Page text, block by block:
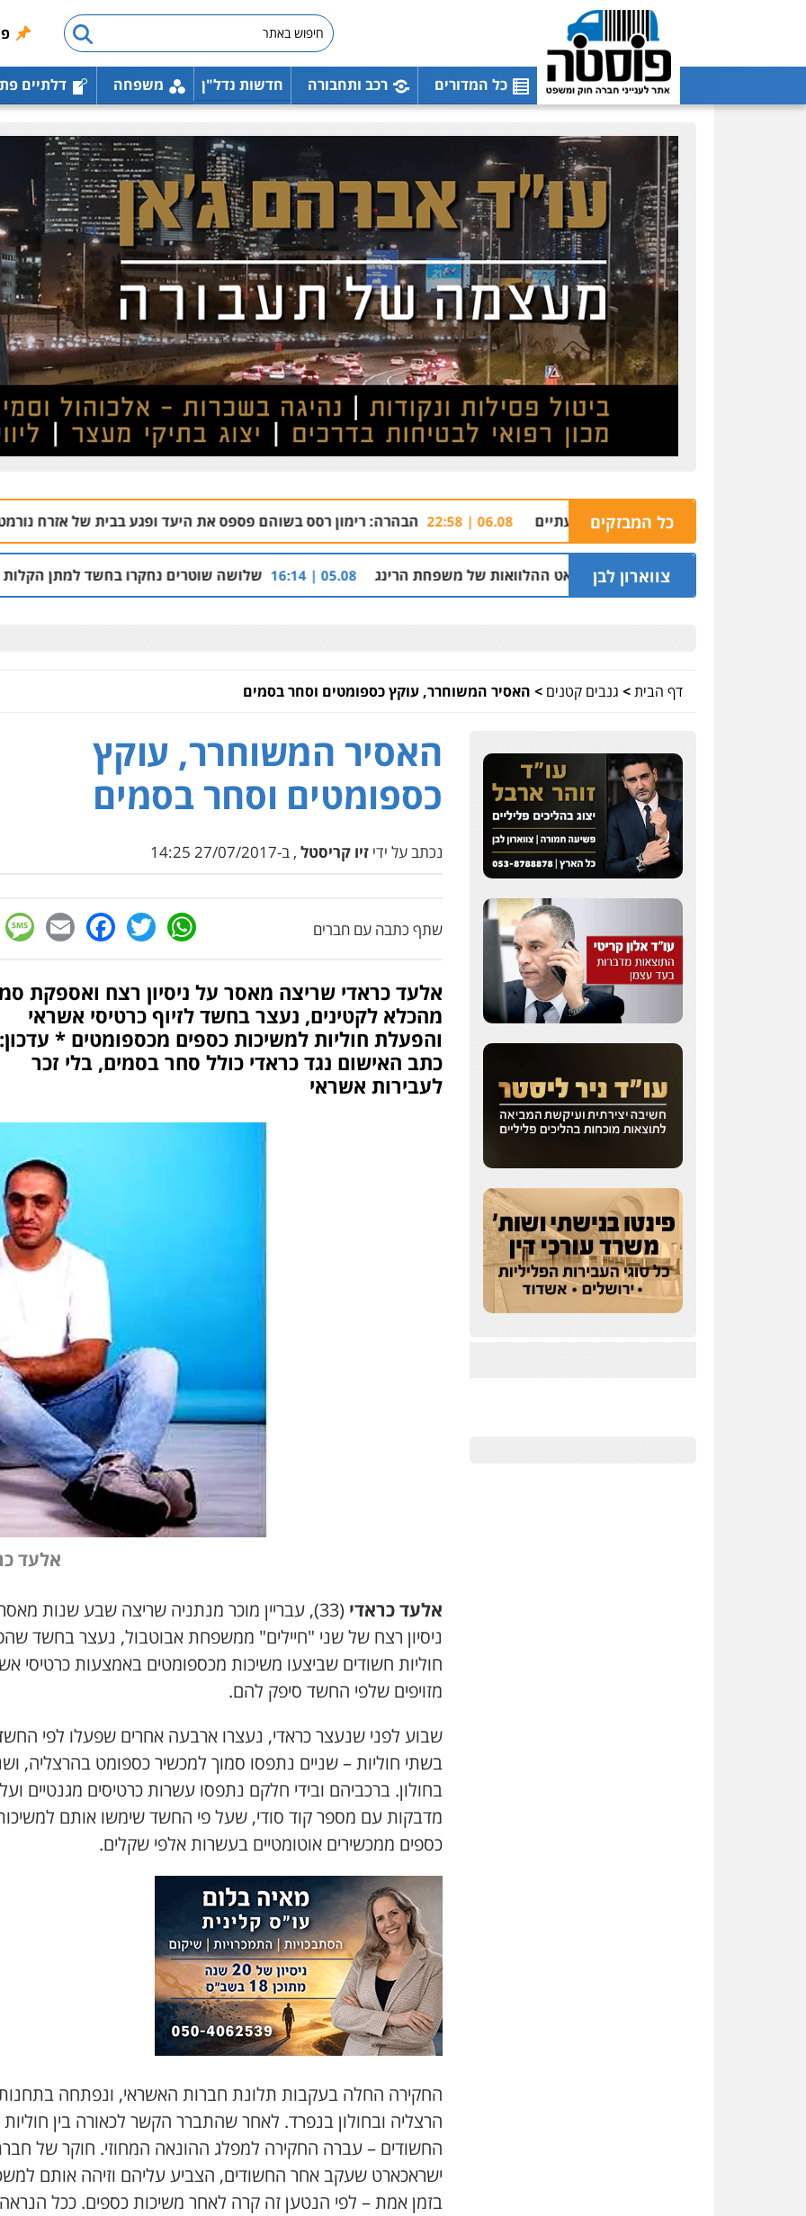
כל המדורים רכב ותחבורה חדשות נדל"ן משפחה דלתיים
כל המבזקים
סניף ג'פניקה בגבעתיים 06.08 | 22:58 הבהרה: רימון רסס בשוהם פספס את היעד ופגע בבית של אזרח נורמטיבי 06.08 | 22:21
צווארון לבן
בחיפה וסינדיקאט ההלוואות של משפחת הרינג 05.08 | 16:14 שלושה שוטרים נחקרו בחשד למתן הקלות למועדון
דף הבית> גנבים קטנים > האסיר המשוחרר, עוקץ כספומטים וסחר בסמים
האסיר המשוחרר, עוקץ
כספומטים וסחר בסמים
נכתב על ידי זיו קריסטל , ב-27/07/2017 14:25
שתף כתבה עם חברים WhatsApp
Twitter
אלעד כראדי שריצה מאסר על ניסיון רצח ואספקת
מהכלא לקטינים, נעצר בחשד לזיוף כרטיסי אשראי
והפעלת חוליות למשיכות כספים מכספומטים * עדכון:
כתב האישום נגד כראדי כולל סחר בסמים, בלי זכר
לעבירות אשראי
אלעד
אלעד כראדי (
33), עבריין מוכר מנתניה שריצה שבע שנות
ניסיון רצח של שני "חיילים" ממשפחת אבוטבול, נעצר בחשד
חוליות חשודים שביצעו משיכות מכספומטים באמצעות כרטיסי
מזויפים שלפי החשד סיפק להם.
שבוע לפני שנעצר כראדי, נעצרו ארבעה אחרים שפעלו לפי
בשתי חוליות – שניים נתפסו סמוך למכשיר כספומט בהרצליה,
בחולון. ברכביהם ובידי חלקם נתפסו עשרות כרטיסים מגנטיים
מדבקות עם מספר קוד סודי, שעל פי החשד שימשו אותם
כספים ממכשירים אוטומטיים בעשרות אלפי שקלים.
החקירה החלה בעקבות תלונת חברות האשראי, ונפתחה
הרצליה ובחולון בנפרד. לאחר שהתברר הקשר לכאורה בין חוליות
החשודים – עברה החקירה למפלג ההונאה המחוזי. חוקר של
ישראכארט שעקב אחר החשודים, הצביע עליהם וזיהה אותם
בזמן אמת – לפי הנטען זה קרה לאחר משיכות כספים. ככל הנראה